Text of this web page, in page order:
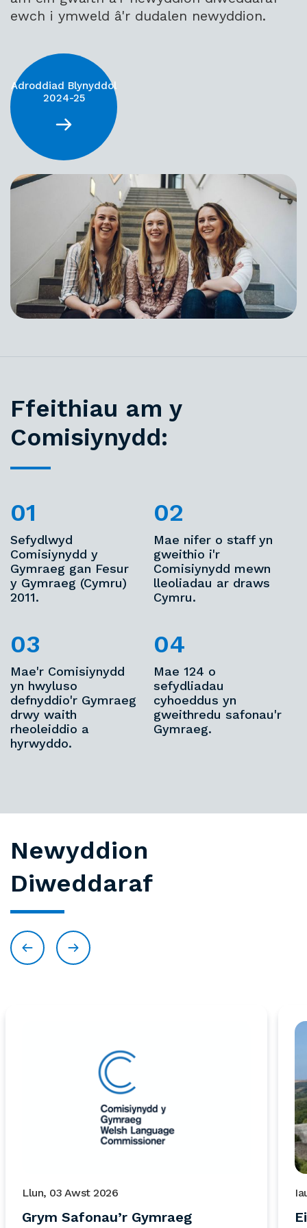
ewch i ymweld â'r dudalen newyddion.
Adroddiad Blynyddol
2024-25
Ffeithiau am y
Comisiynydd:
Sefydlwyd
Comisiynydd y
Gymraeg gan Fesur
y Gymraeg (Cymru)
2011.
Mae nifer o staff yn
gweithio i'r
Comisiynydd mewn
lleoliadau ar draws
Cymru.
Mae'r Comisiynydd
yn hwyluso
defnyddio'r Gymraeg
drwy waith
rheoleiddio a
hyrwyddo.
Mae 124 o
sefydliadau
cyhoeddus yn
gweithredu safonau'r
Gymraeg.
Newyddion
Diweddaraf
Llun, 03 Awst 2026
Grym Safonau’r Gymraeg